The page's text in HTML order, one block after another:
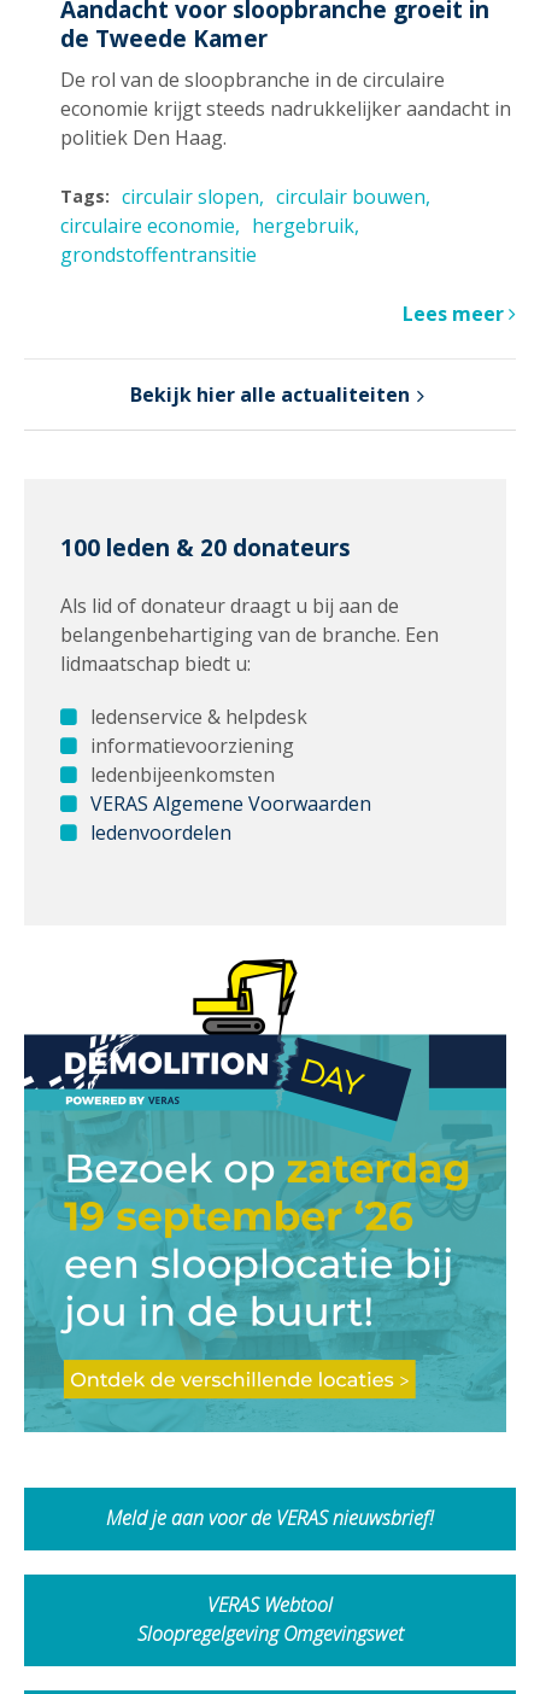
Aandacht voor sloopbranche groeit in
de Tweede Kamer
De rol van de sloopbranche in de circulaire
economie krijgt steeds nadrukkelijker aandacht in
politiek Den Haag.
Tags: circulair slopen
circulair bouwen
circulaire economie
hergebruik
grondstoffentransitie
Lees meer
Bekijk hier alle actualiteiten
100 leden & 20 donateurs
Als lid of donateur draagt u bij aan de
belangenbehartiging van de branche. Een
lidmaatschap biedt u:
ledenservice & helpdesk
informatievoorziening
ledenbijeenkomsten
VERAS Algemene Voorwaarden
ledenvoordelen
Meld je aan voor de VERAS nieuwsbrief!
VERAS Webtool
Sloopregelgeving Omgevingswet